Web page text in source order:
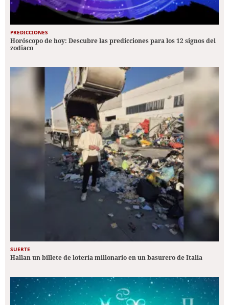
PREDICCIONES
Horóscopo de hoy: Descubre las predicciones para los 12 signos del
zodiaco
SUERTE
Hallan un billete de lotería millonario en un basurero de Italia